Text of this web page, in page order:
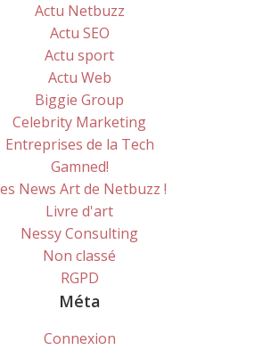
Actu Netbuzz
Actu SEO
Actu sport
Actu Web
Biggie Group
Celebrity Marketing
Entreprises de la Tech
Gamned!
News Art de Netbuzz !
Livre d'art
Nessy Consulting
Non classé
RGPD
Méta
Connexion